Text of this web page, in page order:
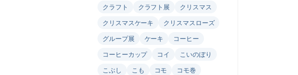
クラフト
クラフト展
クリスマス
クリスマスケーキ
クリスマスローズ
グループ展
ケーキ
コーヒー
コーヒーカップ
コイ
こいのぼり
こぶし
こも コモ
コモ巻